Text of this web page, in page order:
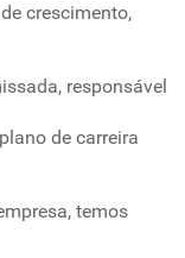
crescimento,
responsável
de carreira
temos